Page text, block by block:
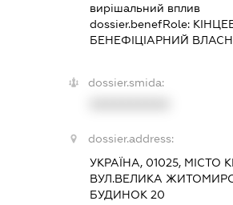
вирішальний вплив
dossier.benefRole:
БЕНЕФІЦІАРНИЙ
dossier.smida:
dossier.address:
УКРАЇНА, 01025, МІСТО
ВУЛ.ВЕЛИКА
БУДИНОК 20